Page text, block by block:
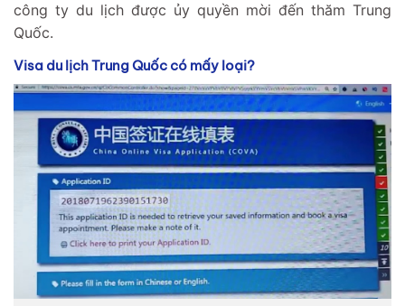
công ty du lịch được ủy quyền mời đến thăm Trung
Quốc.
Visa du lịch Trung Quốc có mấy loại?